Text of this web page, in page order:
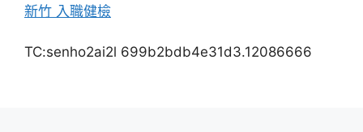
新竹 入職健檢
TC:senho2ai2l 699b2bdb4e31d3.12086666